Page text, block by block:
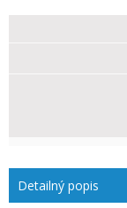
Detailný popis